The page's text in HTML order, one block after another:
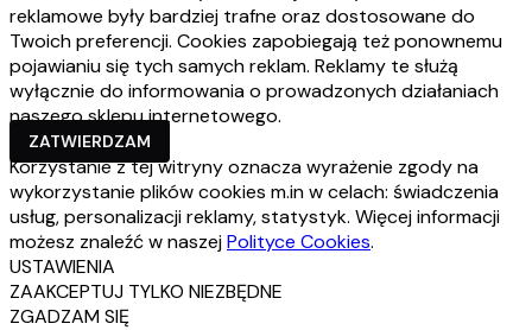
reklamowe były bardziej trafne oraz dostosowane do
Twoich preferencji. Cookies zapobiegają też ponownemu
pojawianiu się tych samych reklam. Reklamy te służą
wyłącznie do informowania o prowadzonych działaniach
naszego sklepu internetowego.
ZATWIERDZAM
Korzystanie z tej witryny oznacza wyrażenie zgody na
wykorzystanie plików cookies m.in w celach: świadczenia
usług, personalizacji reklamy, statystyk. Więcej informacji
możesz znaleźć w naszejPolityce Cookies.
USTAWIENIA
ZAAKCEPTUJ TYLKO NIEZBĘDNE
ZGADZAM SIĘ